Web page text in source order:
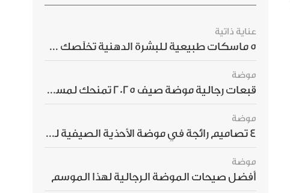
عناية ذاتية
5 ماسكات طبيعية للبشرة الدهنية تخلّصك من الحبوب بسرعة
موضة
قبعات رجالية موضة صيف 2025 تمنحك لمسة أناقة استثنائية
موضة
4 تصاميم رائجة في موضة الأحذية الصيفية للرجال هذا الموسم
موضة
أفضل صيحات الموضة الرجالية لهذا الموسم